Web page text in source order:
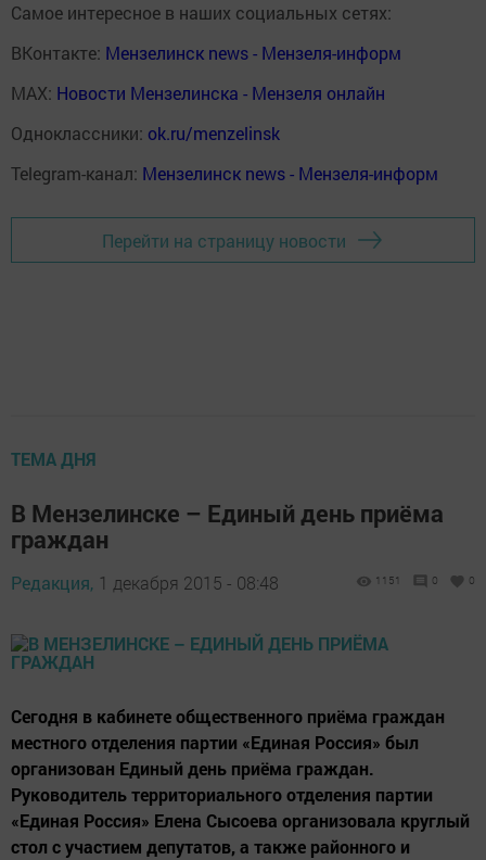
Самое интересное в наших социальных сетях:
ВКонтакте: Мензелинск news - Мензеля-информ
MAX: Новости Мензелинска - Мензеля онлайн
Одноклассники: ok.ru/menzelinsk
Telegram-канал: Мензелинск news - Мензеля-информ
Перейти на страницу новости
ТЕМА ДНЯ
В Мензелинске – Единый день приёма
граждан
Редакция, 1 декабря 2015 - 08:48 1151 0 0
Сегодня в кабинете общественного приёма граждан
местного отделения партии «Единая Россия» был
организован Единый день приёма граждан.
Руководитель территориального отделения партии
«Единая Россия» Елена Сысоева организовала круглый
стол с участием депутатов, а также районного и